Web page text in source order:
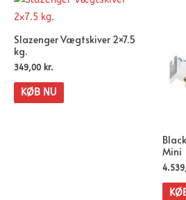
Slazenger Vægtskiver 2×7.5
kg.
349,00 kr.
KØB NU
Mini